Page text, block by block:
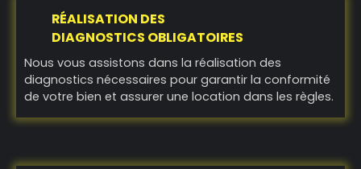
RÉALISATION DES
DIAGNOSTICS OBLIGATOIRES
Nous vous assistons dans la réalisation des
diagnostics nécessaires pour garantir la conformité
de votre bien et assurer une location dans les règles.